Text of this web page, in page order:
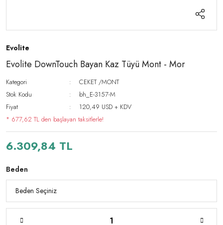
Evolite
Evolite DownTouch Bayan Kaz Tüyü Mont - Mor
Kategori
CEKET /MONT
Stok Kodu
bh_E-3157-M
Fiyat
120,49 USD + KDV
* 677,62 TL den başlayan taksitlerle!
6.309,84 TL
Beden